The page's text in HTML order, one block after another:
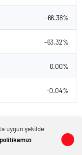
-66.38%
-63.32%
0.00%
-0.04%
uygun şekilde